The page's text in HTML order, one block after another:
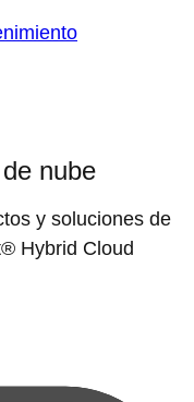
nube
y soluciones de
Hybrid Cloud